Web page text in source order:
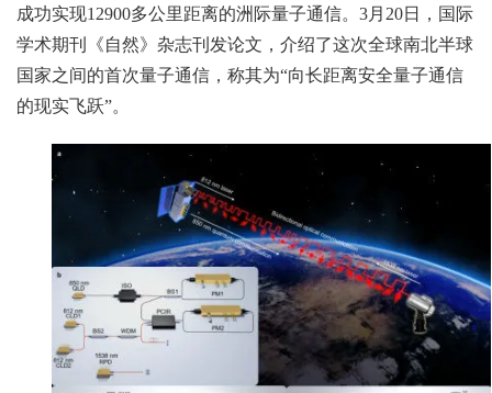
成功实现12900多公里距离的洲际量子通信。3月20日，国际
学术期刊《自然》杂志刊发论文，介绍了这次全球南北半球
国家之间的首次量子通信，称其为“向长距离安全量子通信
的现实飞跃”。